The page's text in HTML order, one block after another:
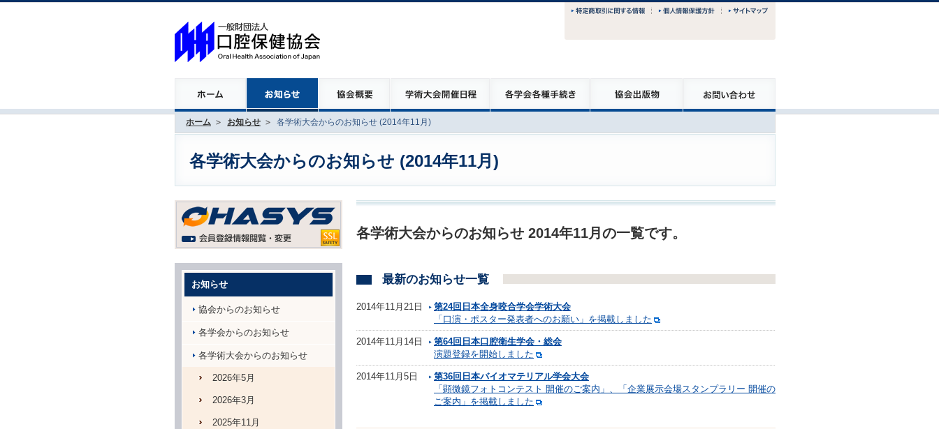
ホーム お知らせ 各学術大会からのお知らせ (2014年11月)
各学術大会からのお知らせ (2014年11月)
各学術大会からのお知らせ 2014年11月の一覧です。
最新のお知らせ一覧
2014年11月21日
第24回日本全身咬合学会学術大会
「口演・ポスター発表者へのお願い」を掲載しました
2014年11月14日
第64回日本口腔衛生学会・総会
演題登録を開始しました
2014年11月5日
第36回日本バイオマテリアル学会大会
「顕微鏡フォトコンテスト 開催のご案内」、「企業展示会場スタンプラリー 開催の
ご案内」を掲載しました
お知らせ
協会からのお知らせ
各学会からのお知らせ
各学術大会からのお知らせ
2026年5月
2026年3月
2025年11月